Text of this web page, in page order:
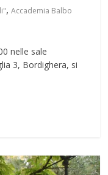
,Accademia Balbo
nelle sale
3, Bordighera, si